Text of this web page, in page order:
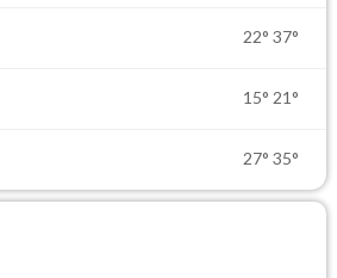
22° 37°
15° 21°
27° 35°